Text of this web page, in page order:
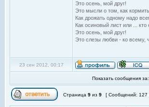
Это осень, мой друг!
Это мысли о том, как
Как дрожать одному надо
Как осиновый лист или ... кто
Это осень, мой друг!
Это слезы любви - ко всему,
23 сен 2012, 00:17
Показать сообщения за:
Страница 9 из 9 [ Сообщений: 127